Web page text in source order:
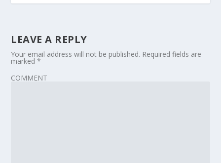
LEAVE A REPLY
Your email address will not be published. Required fields are
marked*
COMMENT